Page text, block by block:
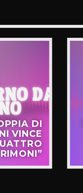
DI
VINCE